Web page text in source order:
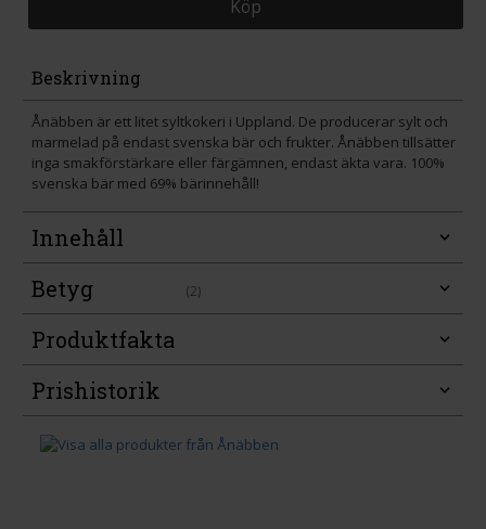
Köp
Beskrivning
Ånäbben är ett litet syltkokeri i Uppland. De producerar sylt och
marmelad på endast svenska bär och frukter. Ånäbben tillsätter
inga smakförstärkare eller färgämnen, endast äkta vara. 100%
svenska bär med 69% bärinnehåll!
Innehåll
Betyg
(2)
Produktfakta
Prishistorik